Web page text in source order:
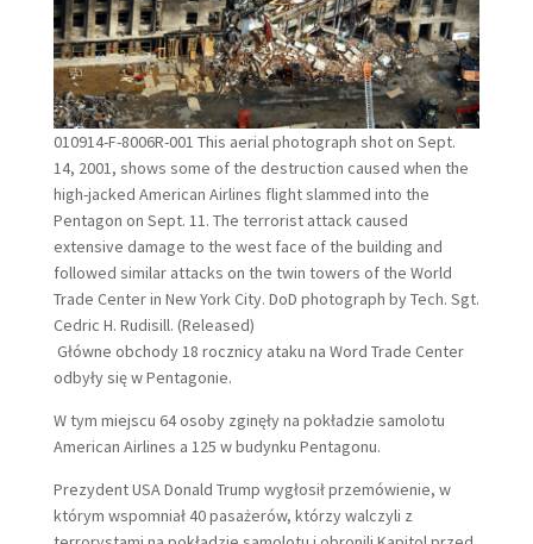
010914-F-8006R-001 This aerial photograph shot on Sept.
14, 2001, shows some of the destruction caused when the
high-jacked American Airlines flight slammed into the
Pentagon on Sept. 11. The terrorist attack caused
extensive damage to the west face of the building and
followed similar attacks on the twin towers of the World
Trade Center in New York City. DoD photograph by Tech. Sgt.
Cedric H. Rudisill. (Released)
Główne obchody 18 rocznicy ataku na Word Trade Center
odbyły się w Pentagonie.
W tym miejscu 64 osoby zginęły na pokładzie samolotu
American Airlines a 125 w budynku Pentagonu.
Prezydent USA Donald Trump wygłosił przemówienie, w
którym wspomniał 40 pasażerów, którzy walczyli z